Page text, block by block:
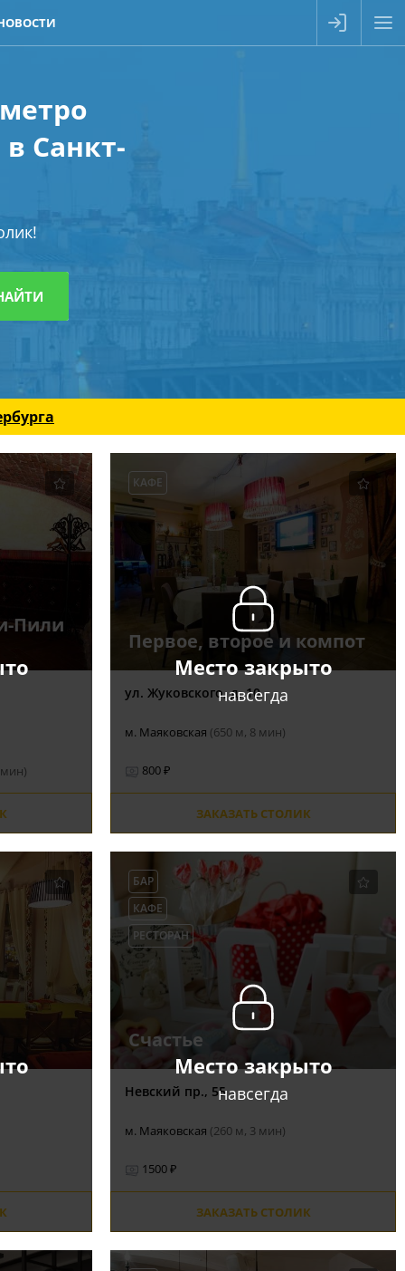
Санкт-
Пили
Место закрыто
навсегда
КАФЕ
Первое, второе и компот
ул. Жуковского, д. 10
м. Маяковская (650 м, 8 мин)
800 ₽
ЗАКАЗАТЬ СТОЛИК
Место закрыто
навсегда
БАР
КАФЕ
РЕСТОРАН
Счастье
Невский пр., 55
м. Маяковская (260 м, 3 мин)
1500 ₽
ЗАКАЗАТЬ СТОЛИК